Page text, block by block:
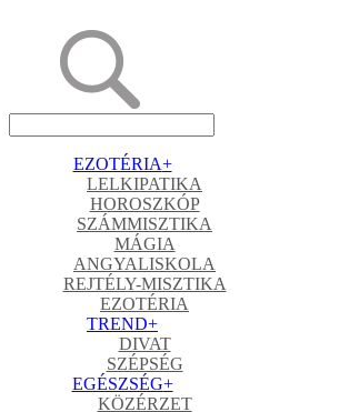
EZOTÉRIA+
LELKIPATIKA
HOROSZKÓP
SZÁMMISZTIKA
MÁGIA
ANGYALISKOLA
REJTÉLY-MISZTIKA
EZOTÉRIA
TREND+
DIVAT
SZÉPSÉG
EGÉSZSÉG+
KÖZÉRZET